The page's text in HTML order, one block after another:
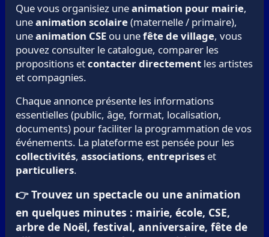
Que vous organisiez uneanimation pour mairie,
uneanimation scolaire(maternelle / primaire),
uneanimation CSEou unefête de village, vous
pouvez consulter le catalogue, comparer les
propositions etcontacter directementles artistes
et compagnies.
Chaque annonce présente les informations
essentielles (public, âge, format, localisation,
documents) pour faciliter la programmation de vos
événements. La plateforme est pensée pour les
collectivités, associations, entrepriseset
particuliers.
👉 Trouvez un spectacle ou une animation
en quelques minutes : mairie, école, CSE,
arbre de Noël, festival, anniversaire, fête de